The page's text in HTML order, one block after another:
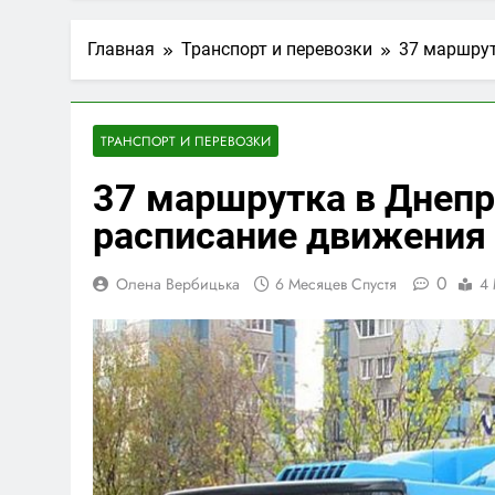
6 Дней Спустя
Афіша
4 Недели Спустя
Главная Транспорт и перевозки 37
ТРАНСПОРТ И ПЕРЕВОЗКИ
37 маршрутка в
расписание движения
Олена Вербицька 6 Месяцев Спустя 0 4